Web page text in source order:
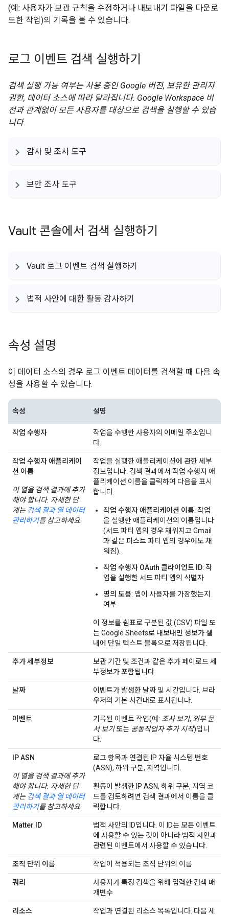
(예: 사용자가 보관 규칙을 수정하거나 내보내기 파일을 다운로
드한 작업)의 기록을 볼 수 있습니다.
로그 이벤트 검색 실행하기
검색 실행 가능 여부는 사용 중인 Google 버전, 보유한 관리자
권한, 데이터 소스에 따라 달라집니다. Google Workspace 버
전과 관계없이 모든 사용자를 대상으로 검색을 실행할 수 있습
니다.
감사 및 조사 도구
보안 조사 도구
Vault 콘솔에서 검색 실행하기
Vault 로그 이벤트 검색 실행하기
법적 사안에 대한 활동 감사하기
속성 설명
이 데이터 소스의 경우 로그 이벤트 데이터를 검색할 때 다음 속
성을 사용할 수 있습니다.
속성 설명
작업 수행자
작업을 수행한 사용자의 이메일 주소입니
다.
작업 수행자 애플리케이
션 이름
이 열을 검색 결과에 추가
해야 합니다. 자세한 단
계는 검색 결과 열 데이터
관리하기를 참고하세요
작업을 실행한 애플리케이션에 관한 세부
정보입니다. 검색 결과에서 작업 수행자 애
플리케이션 이름을 클릭하여 다음을 표시
합니다.
작업 수행자 애플리케이션 이름: 작업
을 실행한 애플리케이션의 이름입니다
(서드 파티 앱의 경우 채워지고 Gmail
과 같은 퍼스트 파티 앱의 경우에도 채
워짐).
작업 수행자 OAuth 클라이언트 ID: 작
업을 실행한 서드 파티 앱의 식별자
명의 도용: 앱이 사용자를 가장했는지
여부
이 정보를 쉼표로 구분된 값 (CSV) 파일 또
는 Google Sheets로 내보내면 정보가 셀
내에 단일 텍스트 블록으로 저장됩니다.
추가 세부정보
보관 기간 및 조건과 같은 추가 페이로드 세
부정보가 포함됩니다.
날짜
이벤트가 발생한 날짜 및 시간입니다. 브라
우저의 기본 시간대로 표시됩니다.
이벤트 기록된 이벤트 작업(예: 조사 보기, 외부 문
서 보기또는 공동작업자 추가 시작)입니
다.
IP ASN
이 열을 검색 결과에 추가
해야 합니다. 자세한 단
계는 검색 결과 열 데이터
관리하기를 참고하세요
로그 항목과 연결된 IP 자율 시스템 번호
(ASN), 하위 구분, 지역입니다.
활동이 발생한 IP ASN, 하위 구분, 지역 코
드를 검토하려면 검색 결과에서 이름을 클
릭합니다.
Matter ID
법적 사안의 ID입니다. 이 ID는 모든 이벤트
에 사용할 수 있는 것이 아니라 법적 사안과
관련된 이벤트에서 사용할 수 있습니다.
조직 단위 이름 작업이 적용되는 조직 단위의 이름
쿼리
사용자가 특정 검색을 위해 입력한 검색 매
개변수
리소스 작업과 연결된 리소스 목록입니다. 다음 세